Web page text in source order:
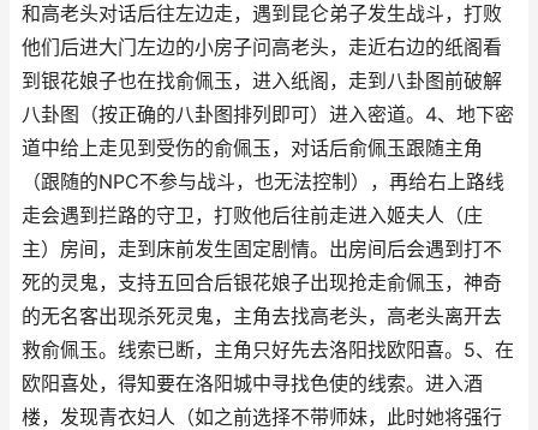
和高老头对话后往左边走，遇到昆仑弟子发生战斗，打败
他们后进大门左边的小房子问高老头，走近右边的纸阁看
到银花娘子也在找俞佩玉，进入纸阁，走到八卦图前破解
八卦图（按正确的八卦图排列即可）进入密道。4、地下密
道中给上走见到受伤的俞佩玉，对话后俞佩玉跟随主角
（跟随的NPC不参与战斗，也无法控制），再给右上路线
走会遇到拦路的守卫，打败他后往前走进入姬夫人（庄
主）房间，走到床前发生固定剧情。出房间后会遇到打不
死的灵鬼，支持五回合后银花娘子出现抢走俞佩玉，神奇
的无名客出现杀死灵鬼，主角去找高老头，高老头离开去
救俞佩玉。线索已断，主角只好先去洛阳找欧阳喜。5、在
欧阳喜处，得知要在洛阳城中寻找色使的线索。进入酒
楼，发现青衣妇人（如之前选择不带师妹，此时她将强行